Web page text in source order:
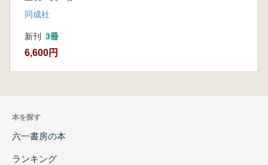
同成社
新刊 3冊
6,600円
本を探す
六一書房の本
ランキング